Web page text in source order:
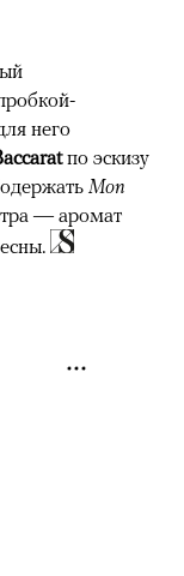
него
по эскизу
Mon
— аромат